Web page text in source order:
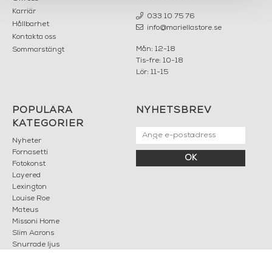
Karriär
Hållbarhet
Kontakta oss
Sommarstängt
033 10 75 76
info@mariellastore.se
Mån: 12-18
Tis-fre: 10-18
Lör: 11-15
POPULÄRA
KATEGORIER
Nyheter
Fornasetti
Fotokonst
Layered
Lexington
Louise Roe
Mateus
Missoni Home
Slim Aarons
Snurrade ljus
NYHETSBREV
OK